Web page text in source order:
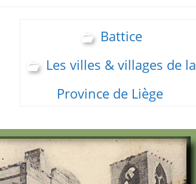
Battice
Les villes & villages de la
Province de Liège